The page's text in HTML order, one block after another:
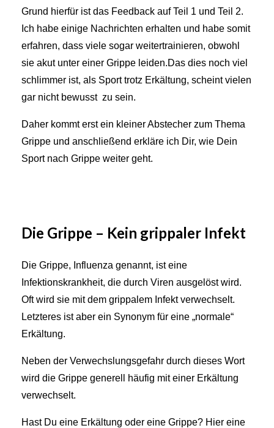
Grund hierfür ist das Feedback auf Teil 1 und Teil 2.
Ich habe einige Nachrichten erhalten und habe somit
erfahren, dass viele sogar weitertrainieren, obwohl
sie akut unter einer Grippe leiden.Das dies noch viel
schlimmer ist, als Sport trotz Erkältung, scheint vielen
gar nicht bewusst zu sein.
Daher kommt erst ein kleiner Abstecher zum Thema
Grippe und anschließend erkläre ich Dir, wie Dein
Sport nach Grippe weiter geht.
Die Grippe – Kein grippaler Infekt
Die Grippe, Influenza genannt, ist eine
Infektionskrankheit, die durch Viren ausgelöst wird.
Oft wird sie mit dem grippalem Infekt verwechselt.
Letzteres ist aber ein Synonym für eine „normale“
Erkältung.
Neben der Verwechslungsgefahr durch dieses Wort
wird die Grippe generell häufig mit einer Erkältung
verwechselt.
Hast Du eine Erkältung oder eine Grippe? Hier eine